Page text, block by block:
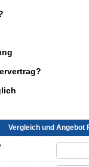
Vergleich und